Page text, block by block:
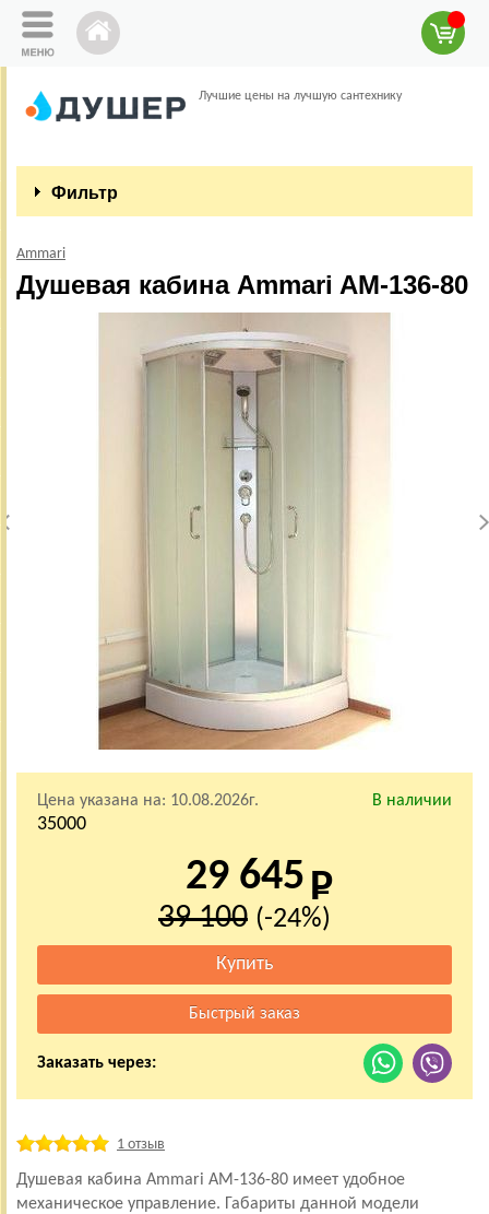
Лучшие цены на лучшую сантехнику
Фильтр
Ammari
Душевая кабина Ammari AM-136-80
Цена указана на: 10.08.2026г. В наличии
35000
29 645
39 100 (-24%)
Заказать через:
1 отзыв
Душевая кабина Ammari AM-136-80 имеет удобное
механическое управление. Габариты данной модели